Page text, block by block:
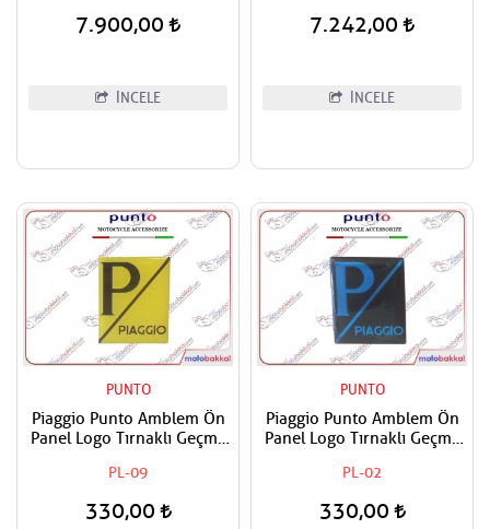
7.900,00
İNCELE
7.242,00
İNCELE
PUNTO
Piaggio Punto Amblem Ön
Panel Logo Tırnaklı Geçme
Siyah
PL-09
330,00
PUNTO
Piaggio Punto Amblem Ön
Panel Logo Tırnaklı Geçme
Mavi
PL-02
330,00